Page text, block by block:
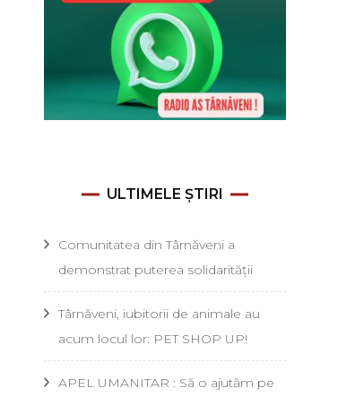
ULTIMELE ȘTIRI
Comunitatea din Târnăveni a
demonstrat puterea solidarității
Târnăveni, iubitorii de animale au
acum locul lor: PET SHOP UP!
APEL UMANITAR : Să o ajutăm pe